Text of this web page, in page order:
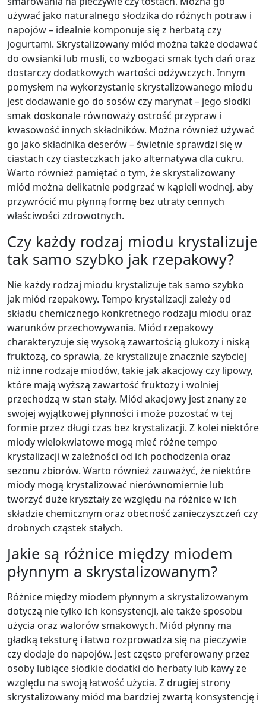
używać jako naturalnego słodzika do różnych potraw i
napojów – idealnie komponuje się z herbatą czy
jogurtami. Skrystalizowany miód można także dodawać
do owsianki lub musli, co wzbogaci smak tych dań oraz
dostarczy dodatkowych wartości odżywczych. Innym
pomysłem na wykorzystanie skrystalizowanego miodu
jest dodawanie go do sosów czy marynat – jego słodki
smak doskonale równoważy ostrość przypraw i
kwasowość innych składników. Można również używać
go jako składnika deserów – świetnie sprawdzi się w
ciastach czy ciasteczkach jako alternatywa dla cukru.
Warto również pamiętać o tym, że skrystalizowany
miód można delikatnie podgrzać w kąpieli wodnej, aby
przywrócić mu płynną formę bez utraty cennych
właściwości zdrowotnych.
Czy każdy rodzaj miodu krystalizuje
tak samo szybko jak rzepakowy?
Nie każdy rodzaj miodu krystalizuje tak samo szybko
jak miód rzepakowy. Tempo krystalizacji zależy od
składu chemicznego konkretnego rodzaju miodu oraz
warunków przechowywania. Miód rzepakowy
charakteryzuje się wysoką zawartością glukozy i niską
fruktozą, co sprawia, że krystalizuje znacznie szybciej
niż inne rodzaje miodów, takie jak akacjowy czy lipowy,
które mają wyższą zawartość fruktozy i wolniej
przechodzą w stan stały. Miód akacjowy jest znany ze
swojej wyjątkowej płynności i może pozostać w tej
formie przez długi czas bez krystalizacji. Z kolei niektóre
miody wielokwiatowe mogą mieć różne tempo
krystalizacji w zależności od ich pochodzenia oraz
sezonu zbiorów. Warto również zauważyć, że niektóre
miody mogą krystalizować nierównomiernie lub
tworzyć duże kryształy ze względu na różnice w ich
składzie chemicznym oraz obecność zanieczyszczeń czy
drobnych cząstek stałych.
Jakie są różnice między miodem
płynnym a skrystalizowanym?
Różnice między miodem płynnym a skrystalizowanym
dotyczą nie tylko ich konsystencji, ale także sposobu
użycia oraz walorów smakowych. Miód płynny ma
gładką teksturę i łatwo rozprowadza się na pieczywie
czy dodaje do napojów. Jest często preferowany przez
osoby lubiące słodkie dodatki do herbaty lub kawy ze
względu na swoją łatwość użycia. Z drugiej strony
skrystalizowany miód ma bardziej zwartą konsystencję i